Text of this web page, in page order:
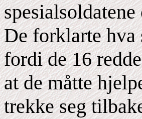
De forklarte hva
fordi de 16
at de måtte
trekke seg